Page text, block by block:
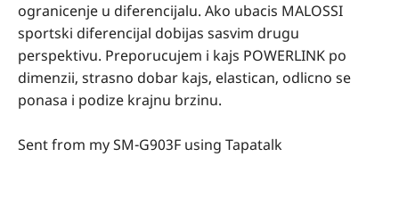
ogranicenje u diferencijalu. Ako ubacis MALOSSI
sportski diferencijal dobijas sasvim drugu
perspektivu. Preporucujem i kajs POWERLINK po
dimenzii, strasno dobar kajs, elastican, odlicno se
ponasa i podize krajnu brzinu.
Sent from my SM-G903F using Tapatalk